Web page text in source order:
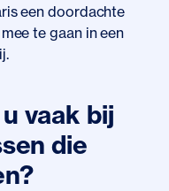
een doordachte
te gaan in een
vaak bij
die